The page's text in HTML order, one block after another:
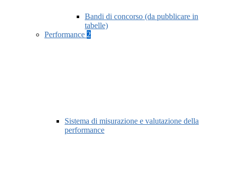
Bandi di concorso (da pubblicare in
tabelle)
Performance 2
Sistema di misurazione e valutazione della
performance